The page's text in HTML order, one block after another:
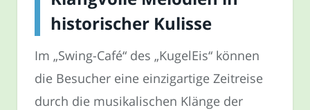
historischer Kulisse
Im „Swing-Café“ des „KugelEis“ können
die Besucher eine einzigartige Zeitreise
durch die musikalischen Klänge der